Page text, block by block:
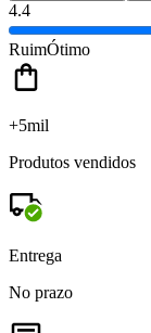
4.4
RuimÓtimo
+5mil
Produtos vendidos
Entrega
No prazo